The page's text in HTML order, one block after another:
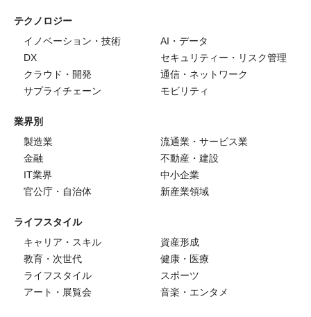
テクノロジー
イノベーション・技術
AI・データ
DX
セキュリティー・リスク管理
クラウド・開発
通信・ネットワーク
サプライチェーン
モビリティ
業界別
製造業
流通業・サービス業
金融
不動産・建設
IT業界
中小企業
官公庁・自治体
新産業領域
ライフスタイル
キャリア・スキル
資産形成
教育・次世代
健康・医療
ライフスタイル
スポーツ
アート・展覧会
音楽・エンタメ